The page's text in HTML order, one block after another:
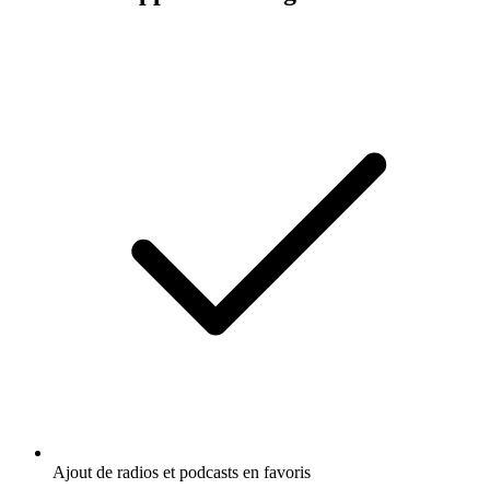
Ajout de radios et podcasts en favoris